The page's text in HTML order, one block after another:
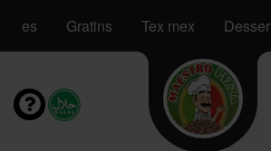
Pâtes Gratins Tex mex